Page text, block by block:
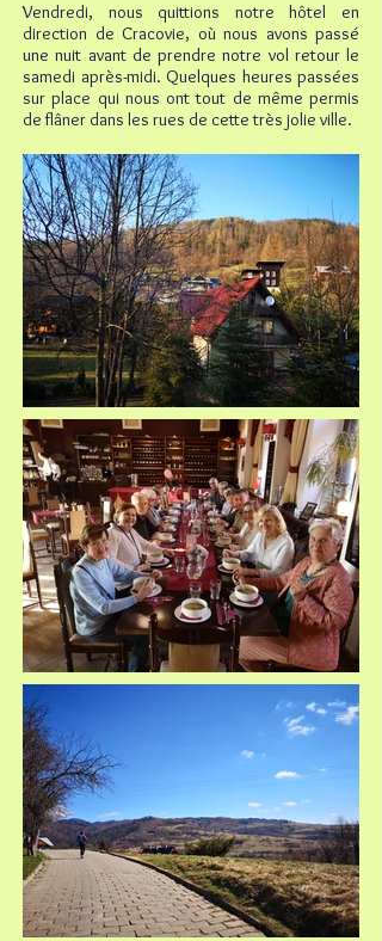
Vendredi, nous quittions notre hôtel en
direction de Cracovie, où nous avons passé
une nuit avant de prendre notre vol retour le
samedi après-midi. Quelques heures passées
sur place qui nous ont tout de même permis
de flâner dans les rues de cette très jolie ville.